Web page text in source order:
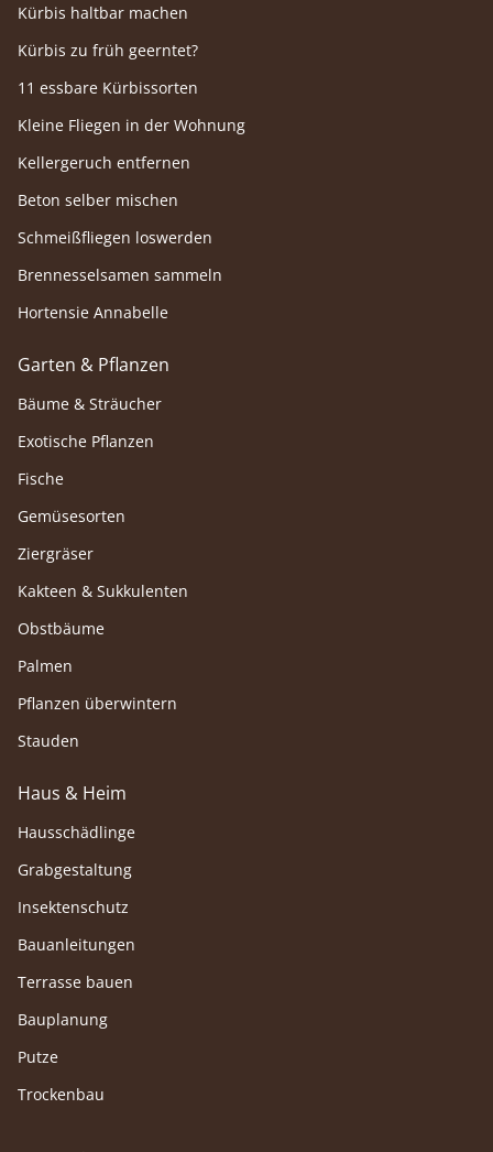
Kürbis haltbar machen
Kürbis zu früh geerntet?
11 essbare Kürbissorten
Kleine Fliegen in der Wohnung
Kellergeruch entfernen
Beton selber mischen
Schmeißfliegen loswerden
Brennesselsamen sammeln
Hortensie Annabelle
Garten & Pflanzen
Bäume & Sträucher
Exotische Pflanzen
Fische
Gemüsesorten
Ziergräser
Kakteen & Sukkulenten
Obstbäume
Palmen
Pflanzen überwintern
Stauden
Haus & Heim
Hausschädlinge
Grabgestaltung
Insektenschutz
Bauanleitungen
Terrasse bauen
Bauplanung
Putze
Trockenbau